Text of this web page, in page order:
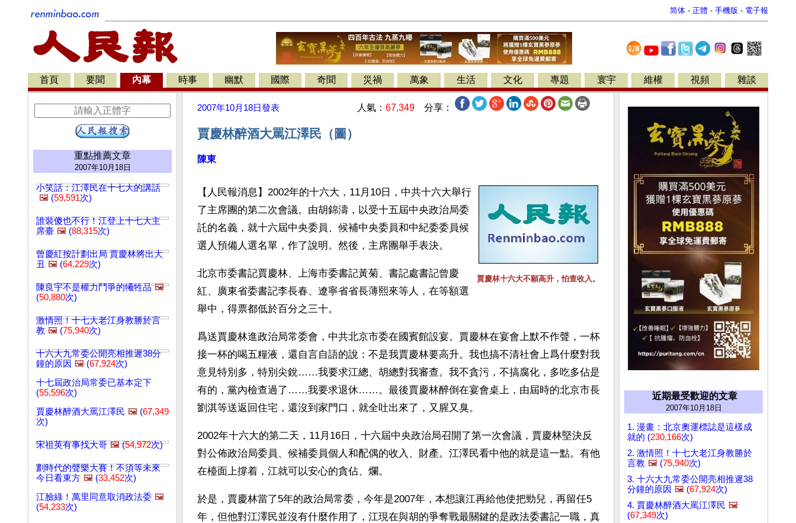
简体 - 正體 - 手機版 - 電子報
首頁 要聞 內幕 時事 幽默 國際 奇聞 災禍 萬象 生活 文化 專題 寰宇 維權 視頻 雜談
重點推薦文章
2007年10月18日
小笑話：江澤民在十七大的講話
🖼️ (59,591次)
誰裝傻也不行！江登上十七大主
席臺 🖼️ (88,315次)
曾慶紅按計劃出局 賈慶林將出大
丑 🖼️ (64,229次)
陳良宇不是權力鬥爭的犧牲品 🖼️
(50,880次)
激情照！十七大老江身教勝於言
教 🖼️ (75,940次)
十六大九常委公開亮相推遲38分
鐘的原因 🖼️ (67,924次)
十七屆政治局常委已基本定下
(55,596次)
賈慶林醉酒大罵江澤民 🖼️ (67,349
次)
宋祖英有事找大哥 🖼️(54,972次)
劃時代的聲樂大賽！不須等未來
今日看東方 🖼️ (33,452次)
江臉綠！萬里同意取消政法委 🖼️
(54,233次)
2007年10月18日發表 人氣： 67,349 分享：
賈慶林醉酒大罵江澤民（圖）
陳東
賈慶林十六大不願高升，怕查收入。
【人民報消息】2002年的十六大，11月10日，中共十六大舉行
了主席團的第二次會議。由胡錦濤，以受十五屆中央政治局委
託的名義，就十六屆中央委員、候補中央委員和中紀委委員候
選人預備人選名單，作了說明。然後，主席團舉手表決。
北京市委書記賈慶林、上海市委書記黃菊、書記處書記曾慶
紅、廣東省委書記李長春、遼寧省省長薄熙來等人，在等額選
舉中，得票都低於百分之三十。
爲送賈慶林進政治局常委會，中共北京市委在國賓館設宴。賈慶林在宴會上默不作聲，一杯
接一杯的喝五糧液，還自言自語的說：不是我賈慶林要高升。我也搞不清社會上爲什麼對我
意見特別多，特別尖銳……我要求江總、胡總對我審查。我不貪污，不搞腐化，多吃多佔是
有的，黨內檢查過了……我要求退休……。最後賈慶林醉倒在宴會桌上，由屆時的北京市長
劉淇等送返回住宅，還沒到家門口，就全吐出來了，又腥又臭。
2002年十六大的第二天，11月16日，十六屆中央政治局召開了第一次會議，賈慶林堅決反
對公佈政治局委員、候補委員個人和配偶的收入、財產。江澤民看中他的就是這一點。有他
在檯面上撐着，江就可以安心的貪佔、爛。
於是，賈慶林當了5年的政治局常委，今年是2007年，本想讓江再給他使把勁兒，再留任5
年，但他對江澤民並沒有什麼作用了，江現在與胡的爭奪戰最關鍵的是政法委書記一職，真
近期最受歡迎的文章
2007年10月18日
1. 漫畫：北京奧運標誌是這樣成
就的 (230,166次)
2. 激情照！十七大老江身教勝於
言教 🖼️ (75,940次)
3. 十六大九常委公開亮相推遲38
分鐘的原因 🖼️ (67,924次)
4. 賈慶林醉酒大罵江澤民 🖼️
(67,349次)